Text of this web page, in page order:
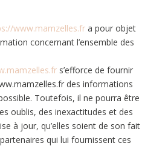
www.mamzelles.fr a pour objet
concernant l’ensemble des
s’efforce de fournir
des informations
Toutefois, il ne pourra être
oublis, des inexactitudes et des
à jour, qu’elles soient de son fait
qui lui fournissent ces